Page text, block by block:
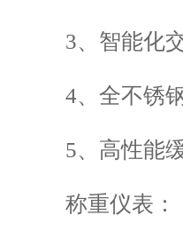
3、智能化交
4、全不锈钢
5、高性能缓
称重仪表：